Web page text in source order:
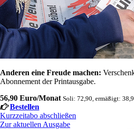
Anderen eine Freude machen:
Abonnement der Printausgabe.
56,90 Euro/Monat Soli: 72,90, ermäßigt:
Bestellen
Kurzzeitabo abschließen
Zur aktuellen Ausgabe